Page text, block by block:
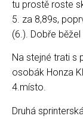
tu prostě roste
5. za 8,89s,
(6.). Dobře
Na stejné trati s
osobák Honza
4.místo.
Druhá